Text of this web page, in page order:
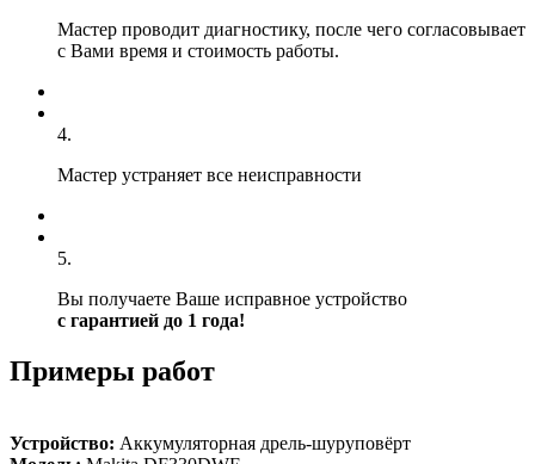
Мастер проводит диагностику, после чего согласовывает
с Вами время и стоимость работы.
4.
Мастер устраняет все неисправности
5.
Вы получаете Ваше исправное устройство
с гарантией до 1 года!
Примеры работ
Устройство: Аккумуляторная дрель-шуруповёрт